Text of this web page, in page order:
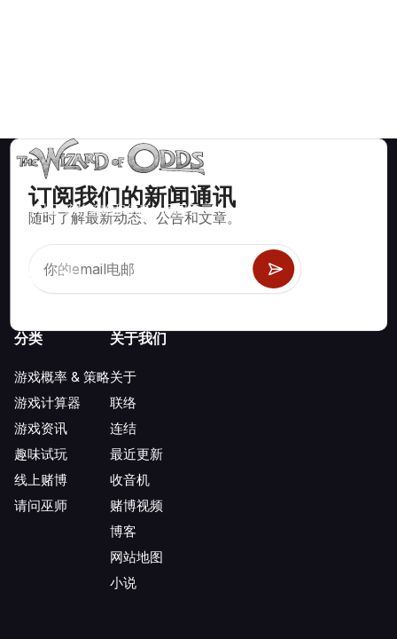
订阅我们的新闻通讯
随时了解最新动态、公告和文章。
数学上正确的策略和信息，适用于二十一点、掷骰子、轮盘赌等
数百种可玩的赌场游戏。
分类
游戏概率 & 策略
游戏计算器
游戏资讯
趣味试玩
线上赌博
请问巫师
关于我们
关于
联络
连结
最近更新
收音机
赌博视频
博客
网站地图
小说